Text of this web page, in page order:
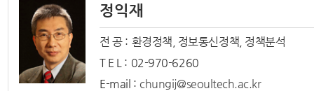
정익재
전 공 : 환경정책, 정보통신정책, 정책분석
T E L : 02-970-6260
E-mail : chungij@seoultech.ac.kr